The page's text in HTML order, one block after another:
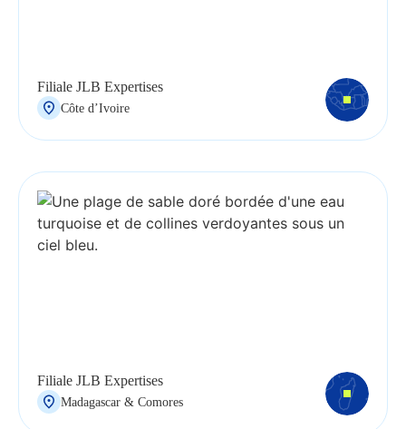
Filiale JLB Expertises
Côte d’Ivoire
Filiale JLB Expertises
Madagascar & Comores